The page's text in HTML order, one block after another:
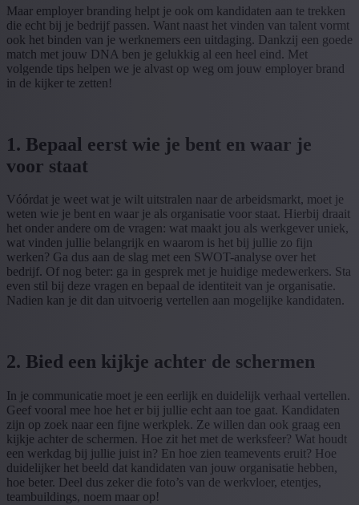
Maar employer branding helpt je ook om kandidaten aan te trekken
die echt bij je bedrijf passen. Want naast het vinden van talent vormt
ook het binden van je werknemers een uitdaging. Dankzij een goede
match met jouw DNA ben je gelukkig al een heel eind. Met
volgende tips helpen we je alvast op weg om jouw employer brand
in de kijker te zetten!
1. Bepaal eerst wie je bent en waar je
voor staat
Vóórdat je weet wat je wilt uitstralen naar de arbeidsmarkt, moet je
weten wie je bent en waar je als organisatie voor staat. Hierbij draait
het onder andere om de vragen: wat maakt jou als werkgever uniek,
wat vinden jullie belangrijk en waarom is het bij jullie zo fijn
werken? Ga dus aan de slag met een SWOT-analyse over het
bedrijf. Of nog beter: ga in gesprek met je huidige medewerkers. Sta
even stil bij deze vragen en bepaal de identiteit van je organisatie.
Nadien kan je dit dan uitvoerig vertellen aan mogelijke kandidaten.
2. Bied een kijkje achter de schermen
In je communicatie moet je een eerlijk en duidelijk verhaal vertellen.
Geef vooral mee hoe het er bij jullie echt aan toe gaat. Kandidaten
zijn op zoek naar een fijne werkplek. Ze willen dan ook graag een
kijkje achter de schermen. Hoe zit het met de werksfeer? Wat houdt
een werkdag bij jullie juist in? En hoe zien teamevents eruit? Hoe
duidelijker het beeld dat kandidaten van jouw organisatie hebben,
hoe beter. Deel dus zeker die foto’s van de werkvloer, etentjes,
teambuildings, noem maar op!